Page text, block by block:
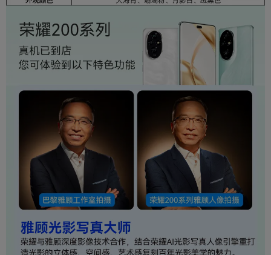
前置摄像头像
5000万像素广角摄像头（f/2.1光圈） + 3D深感
拍摄特色
雅顾人像艺术风格、精彩抓拍、智能追焦、主角追
焦、动态照片、超大广角、大光圈、多镜录像、夜
景模式、人像模式、专业拍照、全景模式、HDR
拍照、主角模式、智能广角、滤镜、水印、文档扫
描、超级微距、笑脸抓拍、声控拍照、定时拍摄、
连拍、长焦画中画、月亮模式、高像素模式
延时摄影、AI摄影、AI视频、录像、慢动作、夜景
录像、微电影
变焦模式
后置长焦镜头支持2.5倍光学变焦，最大支持50倍
数字变焦9
光学防抖 支持
元件
CMOS